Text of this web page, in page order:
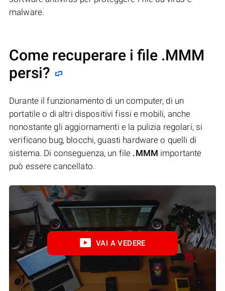
malware.
Come recuperare i file .MMM
persi?
Durante il funzionamento di un computer, di un
portatile o di altri dispositivi fissi e mobili, anche
nonostante gli aggiornamenti e la pulizia regolari, si
verificano bug, blocchi, guasti hardware o quelli di
sistema. Di conseguenza, un file .MMM importante
può essere cancellato.
VAI A VEDERE